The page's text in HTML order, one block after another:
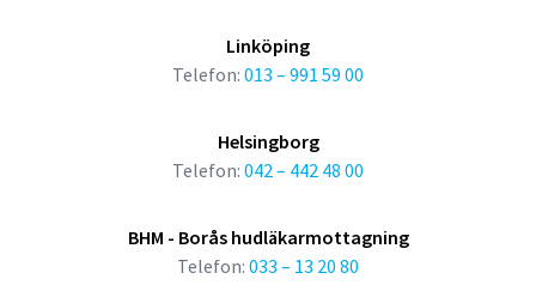
Linköping
Telefon: 013 – 991 59 00
Helsingborg
Telefon: 042 – 442 48 00
BHM - Borås hudläkarmottagning
Telefon: 033 – 13 20 80